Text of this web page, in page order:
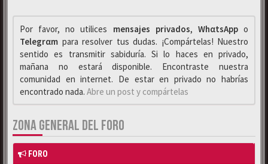
Por favor, no utilices mensajes privados, WhαtsAppo
Telegrαm para resolver tus dudas. ¡Compártelas! Nuestro
sentido es transmitir sabiduría. Si lo haces en privado,
mañana no estará disponible. Encontraste nuestra
comunidad en internet. De estar en privado no habrías
encontrado nada. Abre un post y compártelas
ZONA GENERAL DEL FORO
FORO